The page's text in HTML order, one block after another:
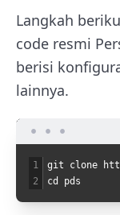
Langkah
code resmi
berisi
lainnya.
1
2
git clone
cd
pds